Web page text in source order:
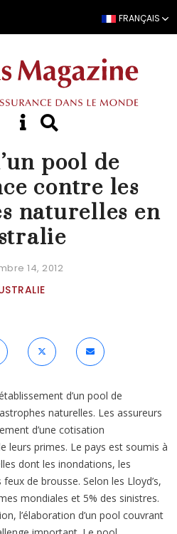
FRANÇAIS
pool de
contre les
naturelles en
14, 2012
d’un pool de
naturelles. Les assureurs
d’une cotisation
leurs primes. Le pays est soumis à
dont les inondations, les
de brousse. Selon les Lloyd’s,
mondiales et 5% des sinistres.
l’élaboration d’un pool couvrant